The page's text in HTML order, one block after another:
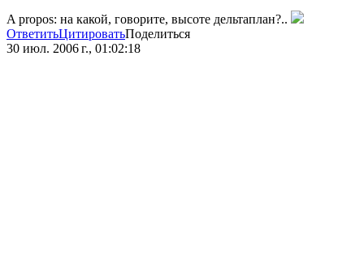
A propos: на какой, говорите, высоте дельтаплан?..
ОтветитьЦитироватьПоделиться
30 июл. 2006 г., 01:02:18